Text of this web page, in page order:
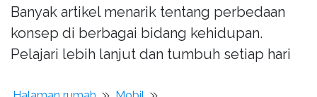
Banyak artikel menarik tentang perbedaan
konsep di berbagai bidang kehidupan.
Pelajari lebih lanjut dan tumbuh setiap hari